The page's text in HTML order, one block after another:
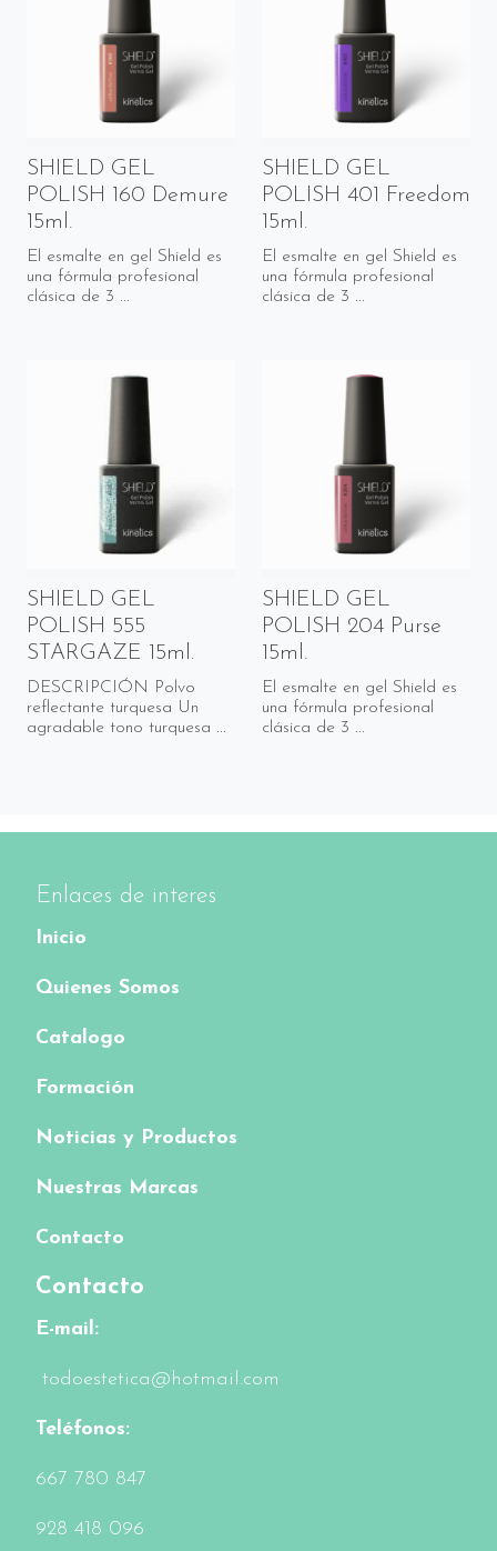
SHIELD GEL
POLISH 160 Demure
15ml.
El esmalte en gel Shield es
una fórmula profesional
clásica de 3 ...
SHIELD GEL
POLISH 401 Freedom
15ml.
El esmalte en gel Shield es
una fórmula profesional
clásica de 3 ...
SHIELD GEL
POLISH 555
STARGAZE 15ml.
DESCRIPCIÓN Polvo
reflectante turquesa Un
agradable tono turquesa ...
SHIELD GEL
POLISH 204 Purse
15ml.
El esmalte en gel Shield es
una fórmula profesional
clásica de 3 ...
Enlaces de interes
Inicio
Quienes Somos
Catalogo
Formación
Noticias y Productos
Nuestras Marcas
Contacto
Contacto
E-mail:
todoestetica@hotmail.com
Teléfonos:
667 780 847
928 418 096